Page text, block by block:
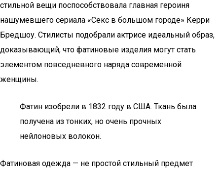
стильной вещи поспособствовала главная героиня
нашумевшего сериала «Секс в большом городе» Керри
Бредшоу. Стилисты подобрали актрисе идеальный образ,
доказывающий, что фатиновые изделия могут стать
элементом повседневного наряда современной
женщины.
Фатин изобрели в 1832 году в США. Ткань была
получена из тонких, но очень прочных
нейлоновых волокон.
Фатиновая одежда — не простой стильный предмет